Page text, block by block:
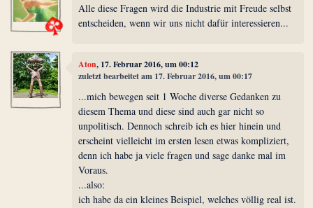
Alle diese Fragen wird die Industrie mit Freude selbst
entscheiden, wenn wir uns nicht dafür interessieren...
Aton, 17. Februar 2016, um 00:12
zuletzt bearbeitet am 17. Februar 2016, um 00:17
...mich bewegen seit 1 Woche diverse Gedanken zu
diesem Thema und diese sind auch gar nicht so
unpolitisch. Dennoch schreib ich es hier hinein und
erscheint vielleicht im ersten lesen etwas kompliziert,
denn ich habe ja viele fragen und sage danke mal im
Voraus.
...also:
ich habe da ein kleines Beispiel, welches völlig real ist.